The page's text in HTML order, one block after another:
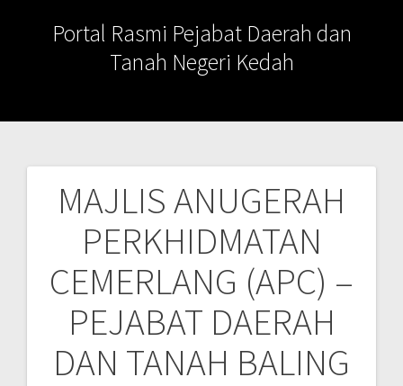
Portal Rasmi Pejabat Daerah dan
Tanah Negeri Kedah
MAJLIS ANUGERAH
PERKHIDMATAN
CEMERLANG (APC) –
PEJABAT DAERAH
DAN TANAH BALING
Post
navigation